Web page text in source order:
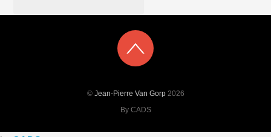
© Jean-Pierre Van Gorp2026
By CADS